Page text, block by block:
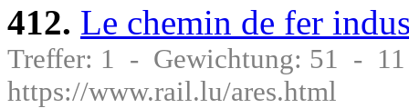
412. Le chemin de fer
Treffer: 1 - Gewichtung: 51 -
https://www.rail.lu/ares.html